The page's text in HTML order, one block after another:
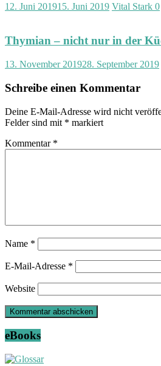
12. Juni 201915. Juni 2019 Vital Stark 0
Thymian – nicht nur in der
13. November 201928. September 2019
Schreibe einen Kommentar
Deine E-Mail-Adresse wird nicht
Felder sind mit * markiert
Kommentar *
Name *
E-Mail-Adresse *
Website
eBooks